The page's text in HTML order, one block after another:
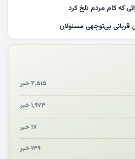
که کام مردم تلخ کرد
قربانی بی‌توجهی مسئولان
رهبر شهید
را در آغوش کشید
۴,۵۱۵ خبر
۱,۹۷۳ خبر
۱۷ خبر
۱۳۹ خبر